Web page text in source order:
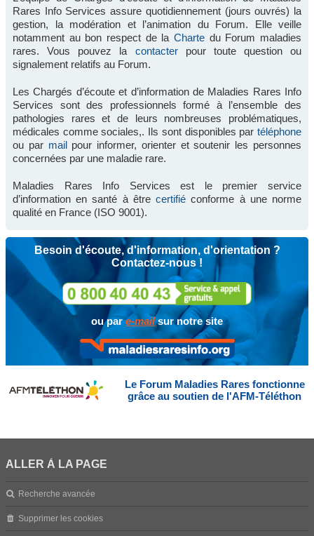
Rares Info Services assure quotidiennement (jours ouvrés) la
gestion, la modération et l’animation du Forum. Elle veille
notamment au bon respect de la Charte du Forum maladies
rares. Vous pouvez la contacterpour toute question ou
signalement relatifs au Forum.
Les Chargés d’écoute et d’information de Maladies Rares Info
Services sont des professionnels formé à l’ensemble des
pathologies rares et de leurs nombreuses problématiques,
médicales comme sociales,. Ils sont disponibles par téléphone
ou par mailpour informer, orienter et soutenir les personnes
concernées par une maladie rare.
Maladies Rares Info Services est le premier service
d’information en santé à êtrecertifié conforme à une norme
qualité en France (ISO 9001).
Besoin d'écoute, d'information, d'orientation ?
Contactez-nous !
ou pare-mailsur notre site
Le Forum Maladies Rares fonctionne
grâce au soutien de l'AFM-Téléthon
ALLER À LA PAGE
Recherche avancée
Supprimer les cookies